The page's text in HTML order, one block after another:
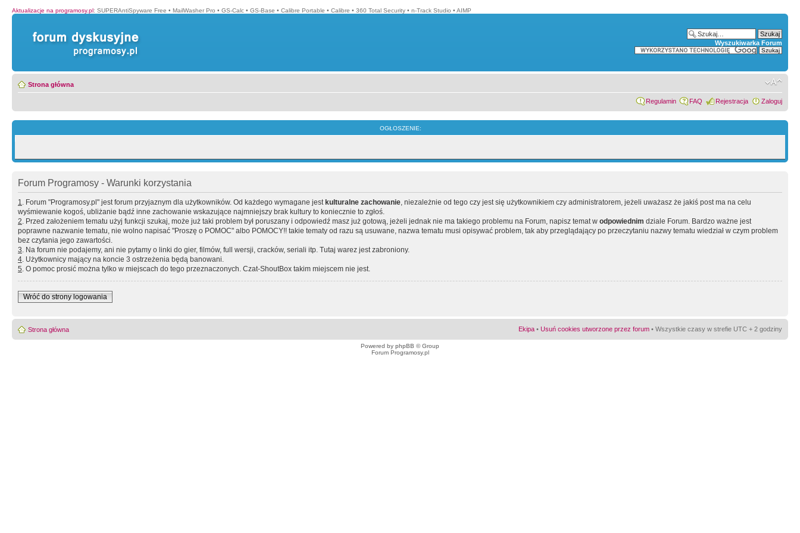
Aktualizacje na programosy.pl: SUPERAntiSpyware Free • MailWasher Pro • GS-Calc • GS-Base • Calibre Portable • Calibre • 360 Total Security • n-Track Studio • AIMP
Wyszukiwarka Forum
Strona główna
Regulamin FAQ Rejestracja Zaloguj
OGŁOSZENIE:
Forum Programosy - Warunki korzystania
1. Forum "Programosy.pl" jest forum przyjaznym dla użytkowników. Od każdego wymagane jest kulturalne zachowanie, niezależnie od tego czy jest się użytkownikiem czy administratorem, jeżeli uważasz że jakiś post ma na celu
wyśmiewanie kogoś, ubliżanie bądź inne zachowanie wskazujące najmniejszy brak kultury to koniecznie to zgłoś.
2. Przed założeniem tematu użyj funkcji szukaj, może już taki problem był poruszany i odpowiedź masz już gotową, jeżeli jednak nie ma takiego problemu na Forum, napisz temat w odpowiednim dziale Forum. Bardzo ważne jest
poprawne nazwanie tematu, nie wolno napisać "Proszę o POMOC" albo POMOCY!! takie tematy od razu są usuwane, nazwa tematu musi opisywać problem, tak aby przeglądający po przeczytaniu nazwy tematu wiedział w czym problem
bez czytania jego zawartości.
3. Na forum nie podajemy, ani nie pytamy o linki do gier, filmów, full wersji, cracków, seriali itp. Tutaj warez jest zabroniony.
4. Użytkownicy mający na koncie 3 ostrzeżenia będą banowani.
5. O pomoc prosić można tylko w miejscach do tego przeznaczonych. Czat-ShoutBox takim miejscem nie jest.
Wróć do strony logowania
Strona główna Ekipa • Usuń cookies utworzone przez forum • Wszystkie czasy w strefie UTC + 2 godziny
Powered by phpBB © Group
Forum Programosy.pl